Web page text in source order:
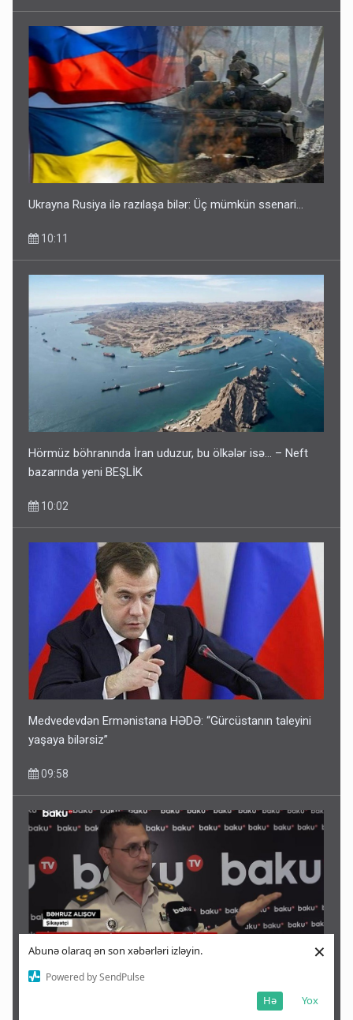
Abunə olaraq ən son xəbərləri izləyin.
Powered by SendPulse
Yox
Hə
×
Ukrayna Rusiya ilə razılaşa bilər: Üç mümkün ssenari...
10:11
Hörmüz böhranında İran uduzur, bu ölkələr isə... – Neft
bazarında yeni BEŞLİK
10:02
Medvedevdən Ermənistana HƏDƏ: “Gürcüstanın taleyini
yaşaya bilərsiz”
09:58
“Təlimdə idim, gəlib gördüm ki, evimi vurub dağıdırlar” -